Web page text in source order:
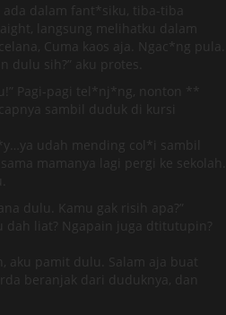
dalam fant*siku, tiba-tiba
langsung melihatku dalam
Cuma kaos aja. Ngac*ng pula.
dulu sih?” aku protes.
Pagi-pagi tel*nj*ng, nonton **
sambil duduk di kursi
udah mending col*i sambil
mamanya lagi pergi ke sekolah.
dulu. Kamu gak risih apa?”
dah liat? Ngapain juga dtitutupin?
aku pamit dulu. Salam aja buat
beranjak dari duduknya, dan